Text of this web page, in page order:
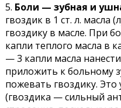
5. Боли — зубная и
гвоздик в 1 ст. л. масла
гвоздику в масле. При
капли теплого масла в
— 3 капли масла
приложить к больному
пожевать гвоздику.
(гвоздика — сильный